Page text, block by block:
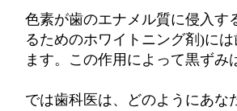
色素が歯のエナメル質に侵入す
るためのホワイトニング剤)に
ます。この作用によって黒ずみ
では歯科医は、どのようにあな